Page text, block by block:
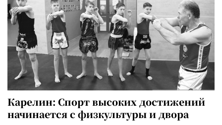
Карелин: Спорт высоких достижений
начинается с физкультуры и двора